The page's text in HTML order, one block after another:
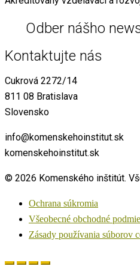
Odber nášho
Kontaktujte nás
Cukrová 2272/14
811 08 Bratislava
Slovensko
info@komenskehoinstitut.sk
komenskehoinstitut.sk
© 2026 Komenského inštitút.
Ochrana súkromia
Všeobecné obchodné
Zásady používania súborov